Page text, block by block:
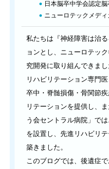
日本脳卒中学会認定
ニューロテックメデ
私たちは『神経障害は治
ョンとし、ニューロテッ
究開発に取り組んできまし
リハビリテーション専門
卒中・脊髄損傷・骨関節
リテーションを提供し、
う会セントラル病院」で
を設置し、先進リハビリ
築きました。
このブログでは、後遺症